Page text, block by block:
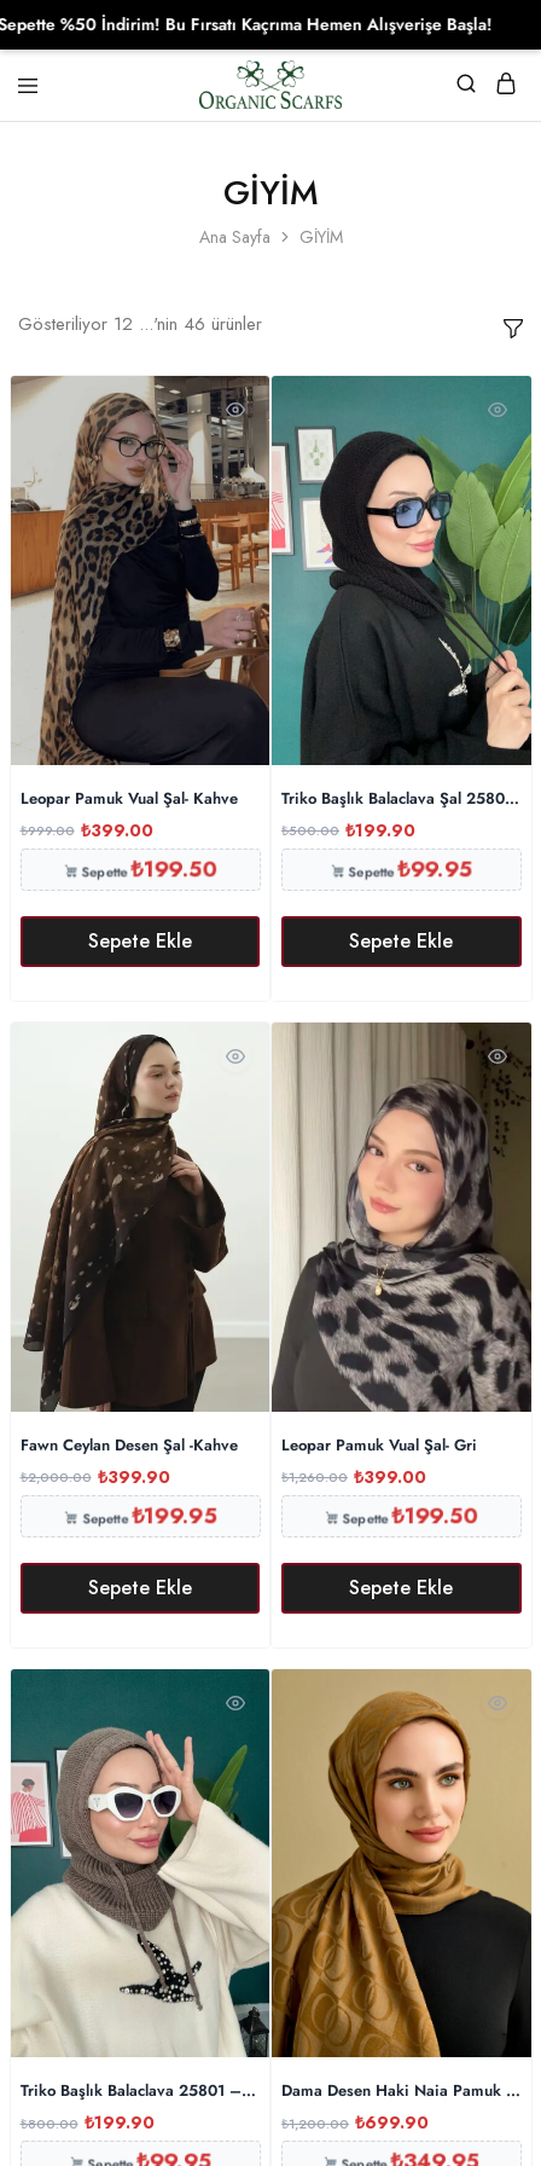
Organikscarf
Ana Sayfa GİYİM
GİYİM
Gösteriliyor 12 ...'nin 46 ürünler
Leopar Pamuk Vual Şal- Kahve
₺999.00 ₺399.00
Sepette₺199.50
Sepete Ekle
Triko Başlık Balaclava Şal 25801 –
₺500.00 ₺199.90
Sepette₺99.95
Sepete Ekle
Fawn Ceylan Desen Şal -Kahve
₺2,000.00 ₺399.90
Sepette₺199.95
Sepete Ekle
Leopar Pamuk Vual Şal- Gri
₺1,260.00 ₺399.00
Sepette₺199.50
Sepete Ekle
Triko Başlık Balaclava 25801 – Latte
₺800.00 ₺199.90
Dama Desen Haki Naia Pamuk Şal
₺1,200.00 ₺699.90
İndirim! Bu Fırsatı Kaçrıma Hemen Alışverişe Başla!